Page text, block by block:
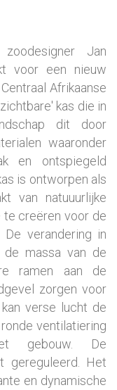
Jan
voor een nieuw
Afrikaanse
kas die in
dit door
waaronder
en ontspiegeld
is ontworpen als
van natuuurlijke
te creëren voor de
verandering in
massa van de
ramen aan de
zorgen voor
verse lucht de
ventilatiering
gebouw. De
gereguleerd. Het
en dynamische